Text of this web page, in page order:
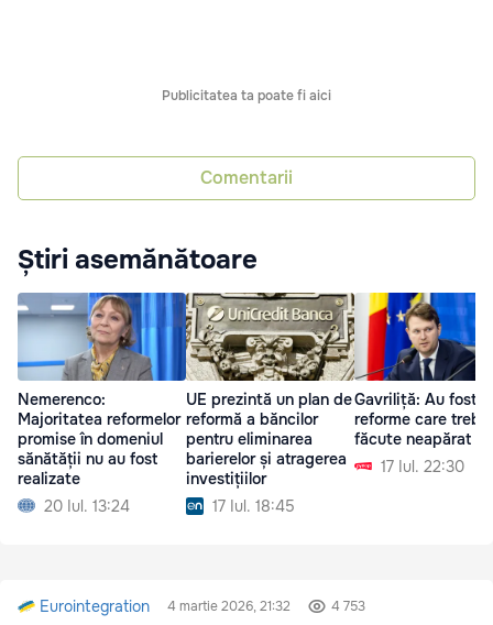
Publicitatea ta poate fi aici
Comentarii
Știri asemănătoare
Nemerenco:
Majoritatea reformelor
promise în domeniul
sănătății nu au fost
realizate
20 Iul. 13:24
UE prezintă un plan de
reformă a băncilor
pentru eliminarea
barierelor și atragerea
investițiilor
17 Iul. 18:45
Gavriliță: Au fost
reforme care
făcute neapărat
17 Iul. 22:30
Eurointegration 4 martie 2026, 21:32 4 753